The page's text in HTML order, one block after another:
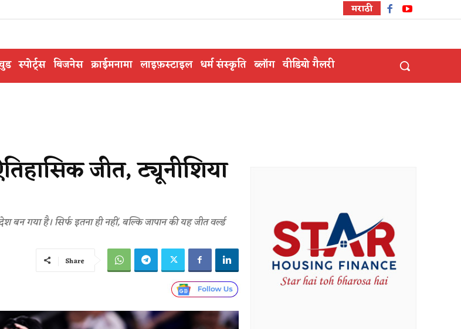
मराठी
स्पोर्ट्स बिजनेस क्राईमनामा लाइफ़स्टाइल धर्म संस्कृति ब्लॉग वीडियो गैलरी
जीत, ट्यूनीशिया
गया है। सिर्फ इतना ही नहीं, बल्कि जापान की यह जीत वर्ल्ड
Share